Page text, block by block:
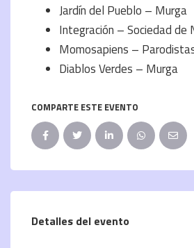
Jardín del Pueblo – Murga
Integración – Sociedad de
Momosapiens –
Diablos Verdes – Murga
COMPARTE ESTE EVENTO
Detalles del evento